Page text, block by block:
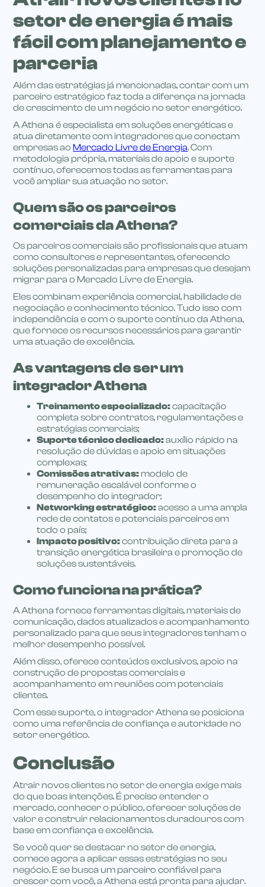
setor de energia é mais
fácil com planejamento e
parceria
Além das estratégias já mencionadas, contar com um
parceiro estratégico faz toda a diferença na jornada
de crescimento de um negócio no setor energético.
A Athena é especialista em soluções energéticas e
atua diretamente com integradores que conectam
empresas ao Mercado Livre de Energia. Com
metodologia própria, materiais de apoio e suporte
contínuo, oferecemos todas as ferramentas para
você ampliar sua atuação no setor.
Quem são os parceiros
comerciais da Athena?
Os parceiros comerciais são profissionais que atuam
como consultores e representantes, oferecendo
soluções personalizadas para empresas que desejam
migrar para o Mercado Livre de Energia.
Eles combinam experiência comercial, habilidade de
negociação e conhecimento técnico. Tudo isso com
independência e com o suporte contínuo da Athena,
que fornece os recursos necessários para garantir
uma atuação de excelência.
As vantagens de ser um
integrador Athena
Treinamento especializado:capacitação
completa sobre contratos, regulamentações e
estratégias comerciais;
Suporte técnico dedicado:auxílio rápido na
resolução de dúvidas e apoio em situações
complexas;
Comissões atrativas: modelo de
remuneração escalável conforme o
desempenho do integrador;
Networking estratégico:acesso a uma ampla
rede de contatos e potenciais parceiros em
todo o país;
Impacto positivo:contribuição direta para a
transição energética brasileira e promoção de
soluções sustentáveis.
Como funciona na prática?
A Athena fornece ferramentas digitais, materiais de
comunicação, dados atualizados e acompanhamento
personalizado para que seus integradores tenham o
melhor desempenho possível.
Além disso, oferece conteúdos exclusivos, apoio na
construção de propostas comerciais e
acompanhamento em reuniões com potenciais
clientes.
Com esse suporte, o integrador Athena se posiciona
como uma referência de confiança e autoridade no
setor energético.
Conclusão
Atrair novos clientes no setor de energia exige mais
do que boas intenções. É preciso entender o
mercado, conhecer o público, oferecer soluções de
valor e construir relacionamentos duradouros com
base em confiança e excelência.
Se você quer se destacar no setor de energia,
comece agora a aplicar essas estratégias no seu
negócio. E se busca um parceiro confiável para
crescer com você, a Athena está pronta para ajudar.